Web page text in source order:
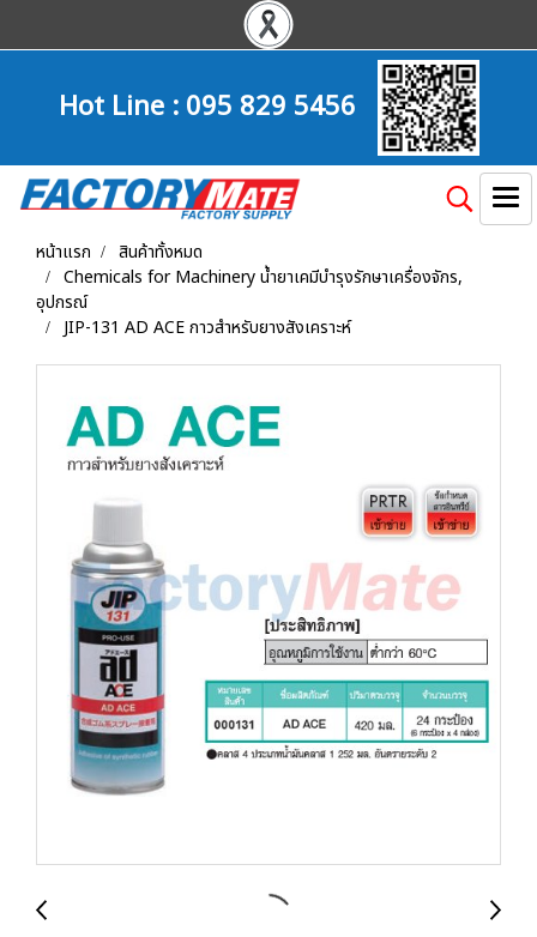
Hot Line :095 829 5456
หน้าแรก
สินค้าทั้งหมด
Chemicals for Machinery น้ำยาเคมีบำรุงรักษาเครื่องจักร,
อุปกรณ์
JIP-131 AD ACE กาวสำหรับยางสังเคราะห์